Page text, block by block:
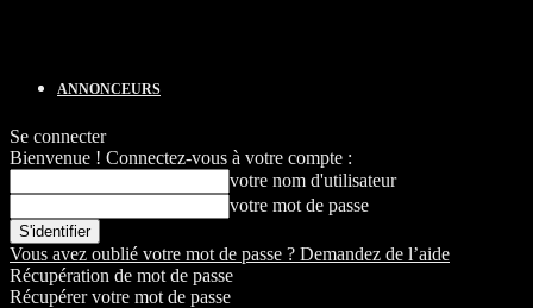
ANNONCEURS
Se connecter
Bienvenue ! Connectez-vous à votre compte :
votre nom d'utilisateur
votre mot de passe
Vous avez oublié votre mot de passe ? Demandez de l’aide
Récupération de mot de passe
Récupérer votre mot de passe